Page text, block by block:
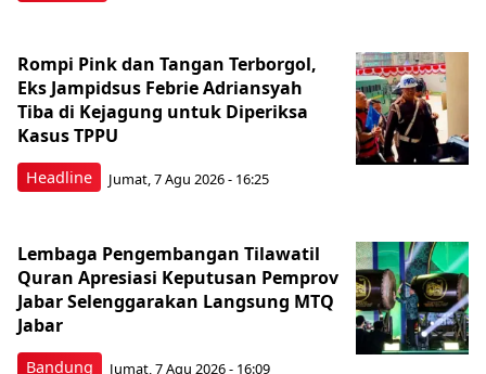
Headline
Rompi Pink dan Tangan Terborgol,
Eks Jampidsus Febrie Adriansyah
Tiba di Kejagung untuk Diperiksa
Kasus TPPU
Jumat, 7 Agu 2026 - 16:25
Bandung
Lembaga Pengembangan Tilawatil
Quran Apresiasi Keputusan Pemprov
Jabar Selenggarakan Langsung MTQ
Jabar
Jumat, 7 Agu 2026 - 16:09